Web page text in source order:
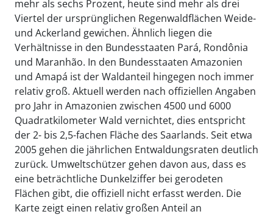
mehr als sechs Prozent, heute sind mehr als drei
Viertel der ursprünglichen Regenwaldflächen Weide-
und Ackerland gewichen. Ähnlich liegen die
Verhältnisse in den Bundesstaaten Pará, Rondônia
und Maranhão. In den Bundesstaaten Amazonien
und Amapá ist der Waldanteil hingegen noch immer
relativ groß. Aktuell werden nach offiziellen Angaben
pro Jahr in Amazonien zwischen 4500 und 6000
Quadratkilometer Wald vernichtet, dies entspricht
der 2- bis 2,5-fachen Fläche des Saarlands. Seit etwa
2005 gehen die jährlichen Entwaldungsraten deutlich
zurück. Umweltschützer gehen davon aus, dass es
eine beträchtliche Dunkelziffer bei gerodeten
Flächen gibt, die offiziell nicht erfasst werden. Die
Karte zeigt einen relativ großen Anteil an